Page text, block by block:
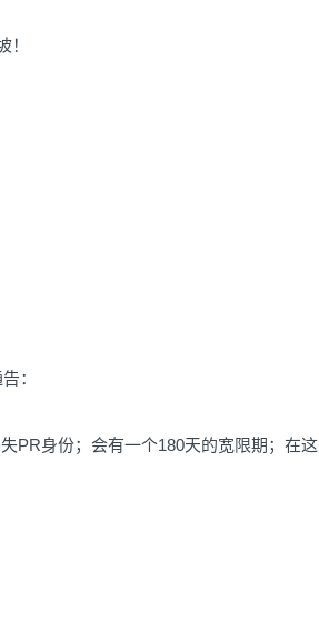
：
身份；会有一个180天的宽限期；在这